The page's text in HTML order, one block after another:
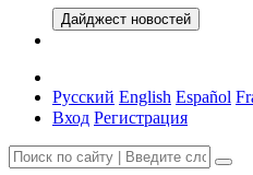
Дайджест новостей
Русский English Español
Вход Регистрация